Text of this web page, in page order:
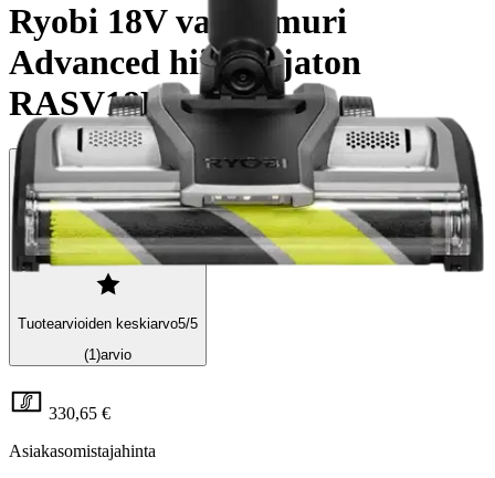
Ryobi 18V varsi-imuri
Advanced hiiliharjaton
RASV18BL-0
Tuotearvioiden keskiarvo5/5
(1)arvio
330,65 €
Asiakasomistajahinta